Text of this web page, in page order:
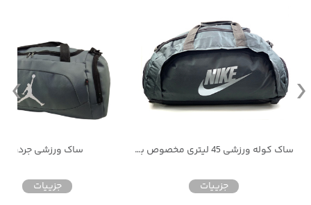
ساک کوله ورزشی 45 لیتری مخصوص باشگاه
جزییات
ساک ورزشی جردن
جزییات